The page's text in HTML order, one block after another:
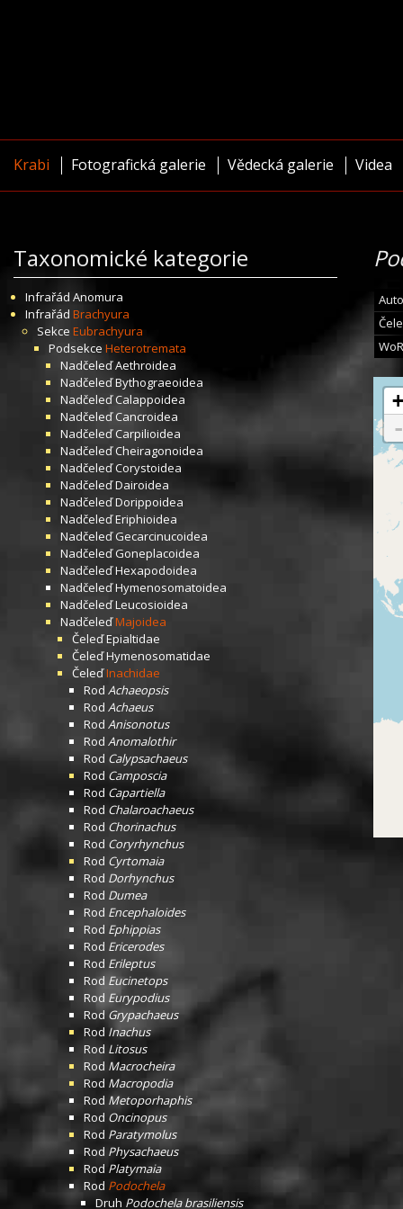
Krabi Fotografická galerie Vědecká galerie Videa
Taxonomické kategorie
Infrařád Anomura
Infrařád Brachyura
Sekce Eubrachyura
Podsekce Heterotremata
NadčeleďAethroidea
NadčeleďBythograeoidea
NadčeleďCalappoidea
NadčeleďCancroidea
NadčeleďCarpilioidea
NadčeleďCheiragonoidea
NadčeleďCorystoidea
NadčeleďDairoidea
NadčeleďDorippoidea
NadčeleďEriphioidea
NadčeleďGecarcinucoidea
NadčeleďGoneplacoidea
NadčeleďHexapodoidea
NadčeleďHymenosomatoidea
NadčeleďLeucosioidea
NadčeleďMajoidea
ČeleďEpialtidae
ČeleďHymenosomatidae
ČeleďInachidae
Rod Achaeopsis
Rod Achaeus
Rod Anisonotus
Rod Anomalothir
Rod Calypsachaeus
Rod Camposcia
Rod Capartiella
Rod Chalaroachaeus
Rod Chorinachus
Rod Coryrhynchus
Rod Cyrtomaia
Rod Dorhynchus
Rod Dumea
Rod Encephaloides
Rod Ephippias
Rod Ericerodes
Rod Erileptus
Rod Eucinetops
Rod Eurypodius
RodGrypachaeus
Rod Inachus
Rod Litosus
Rod Macrocheira
Rod Macropodia
Rod Metoporhaphis
Rod Oncinopus
Rod Paratymolus
Rod Physachaeus
Rod Platymaia
Rod Podochela
Druh Podochela brasiliensis
+